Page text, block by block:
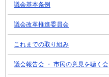
議会基本条例
議会改革推進委員会
これまでの取り組み
議会報告会 ・ 市民の意見を聴く会